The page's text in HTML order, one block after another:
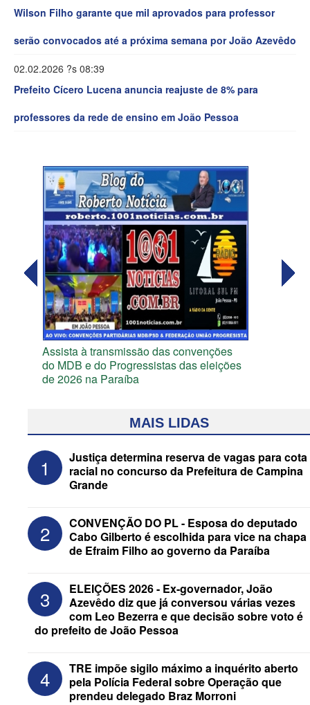
Wilson Filho garante que mil aprovados para professor
serão convocados até a próxima semana por João Azevêdo
02.02.2026 ?s 08:39
Prefeito Cícero Lucena anuncia reajuste de 8% para
professores da rede de ensino em João Pessoa
Assista à transmissão das convenções
do MDB e do Progressistas das eleições
de 2026 na Paraíba
Federação Brasil da Esperança decide
nesta terça apoio ao Governo; PT E
PCdoB apostam em Lucas
MAIS LIDAS
1
Justiça determina reserva de vagas para cota
racial no concurso da Prefeitura de Campina
Grande
2
CONVENÇÃO DO PL - Esposa do deputado
Cabo Gilberto é escolhida para vice na chapa
de Efraim Filho ao governo da Paraíba
3
ELEIÇÕES 2026 - Ex-governador, João
Azevêdo diz que já conversou várias vezes
com Leo Bezerra e que decisão sobre voto é
do prefeito de João Pessoa
4
TRE impõe sigilo máximo a inquérito aberto
pela Polícia Federal sobre Operação que
prendeu delegado Braz Morroni